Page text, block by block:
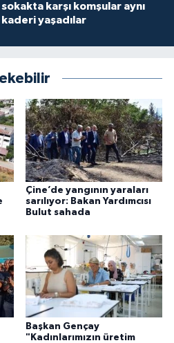
sokakta karşı komşular aynı
kaderi yaşadılar
Çine’de yangının yaraları
sarılıyor: Bakan Yardımcısı
Bulut sahada
Başkan Gençay
"Kadınlarımızın üretim